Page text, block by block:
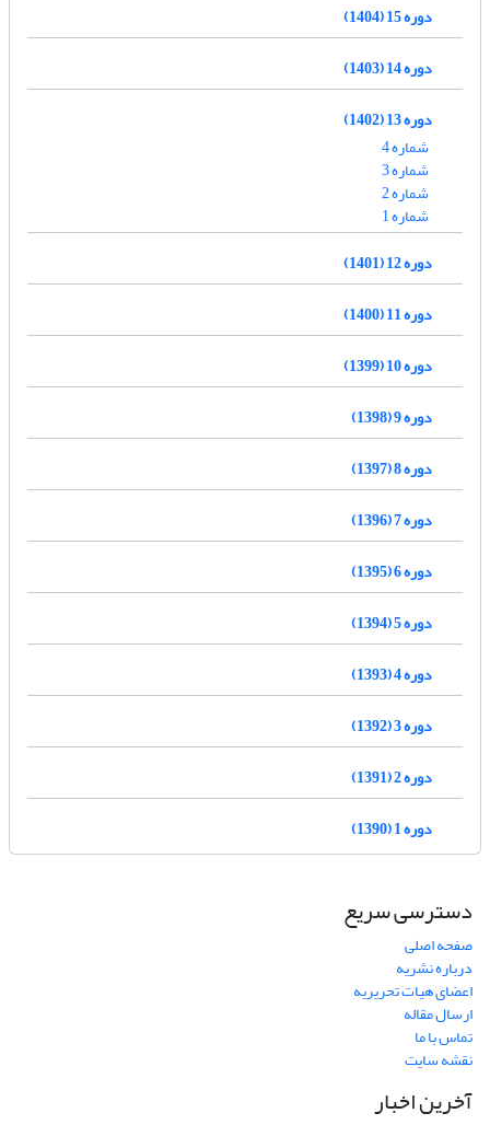
دوره 15 (1404)
دوره 14 (1403)
دوره 13 (1402)
شماره 4
شماره 3
شماره 2
شماره 1
دوره 12 (1401)
دوره 11 (1400)
دوره 10 (1399)
دوره 9 (1398)
دوره 8 (1397)
دوره 7 (1396)
دوره 6 (1395)
دوره 5 (1394)
دوره 4 (1393)
دوره 3 (1392)
دوره 2 (1391)
دوره 1 (1390)
دسترسی سریع
صفحه اصلی
درباره نشریه
اعضای هیات تحریریه
ارسال مقاله
تماس با ما
نقشه سایت
آخرین اخبار